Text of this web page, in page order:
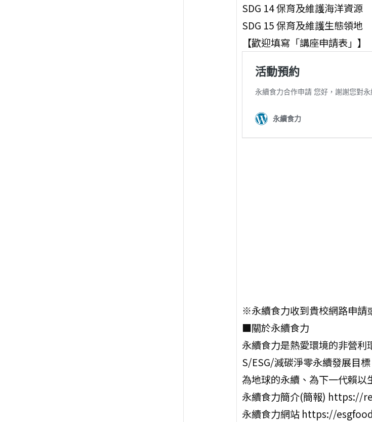
SDG 14 保育及維護海洋資源
SDG 15 保育及維護生態領地
【歡迎填寫「講座申請表」】
※永續食力收到貴校網路申請
■關於永續食力
永續食力是熱愛環境的非營
S/ESG/減碳淨零永續發展目
為地球的永續、為下一代賴以
永續食力簡介(簡報) https://
永續食力網站 https://